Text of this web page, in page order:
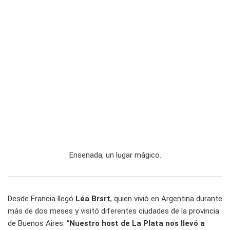
Ensenada, un lugar mágico.
Desde Francia llegó Léa Brsrt, quien vivió en Argentina durante
más de dos meses y visitó diferentes ciudades de la provincia
de Buenos Aires. “Nuestro host de La Plata nos llevó a